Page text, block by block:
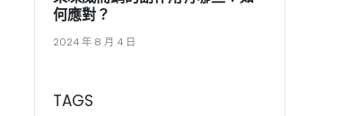
何應對？
2024 年 8 月 4 日
TAGS